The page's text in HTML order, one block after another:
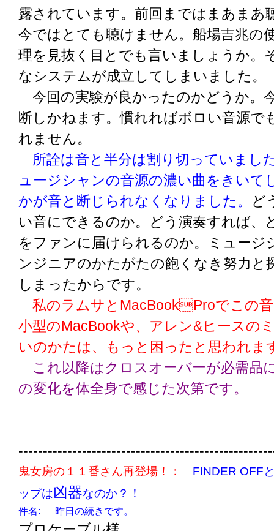
露されています。前回まではまあまあ
今ではとても聴けません。船場吉兆の
理を見抜く目とでも言いましょうか。
なシステムが成立してしまいました。
今回の実験が良かったのかどうか。
断しかねます。慣れればボロい音源で
れません。
所詮は音と半分は割り切っていまし
ュージシャンの音源の濃い曲をきいて
かが音と断じられなくなりました。
ど
い音にできるのか。どう演奏すれば、
をファンに届けられるのか。ミュージ
ンジニアのかたがたの飽くなき努力と
しまったからです。
私のラムサとMacBookProでこの
小型のMacBookや、アレン&ヒースの
いのかたは、もっと困ったと思われま
これ以降はクロスオーバーが必需品
の変化を体全身で感じた次第です。
鬼女房の１１番さん再登場！： FINDER OFF
ップは凶器なのか？！
件名: 昨日の続きです。